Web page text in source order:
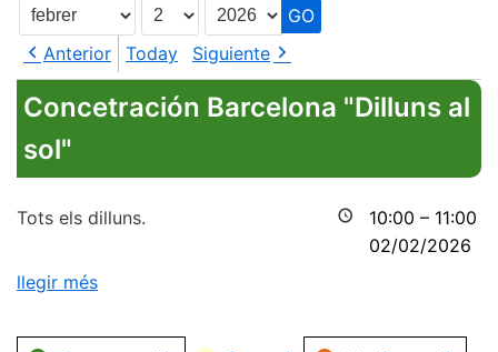
Month
Day
Year
Anterior
Today Siguiente
Concetración Barcelona "Dilluns al
sol"
10:00 – 11:00
02/02/2026
Tots els dilluns.
llegir més